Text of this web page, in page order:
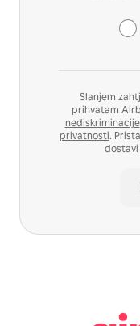
Slanjem
prihvatam
nediskriminacije
privatnosti.